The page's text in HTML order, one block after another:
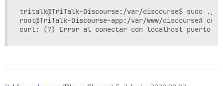
tritalk@TriTalk-Discourse:/var/discourse$ sudo ./
root@TriTalk-Discourse-app:/var/www/discourse#